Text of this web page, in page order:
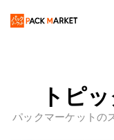
トピ
パックマーケットの